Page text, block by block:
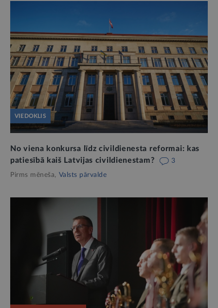
VIEDOKLIS
No viena konkursa līdz civildienesta reformai: kas
patiesībā kaiš Latvijas civildienestam?
3
Pirms mēneša, Valsts pārvalde